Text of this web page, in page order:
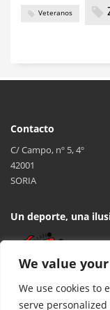
We value
We use cookies to
serve
Veteranos
Contacto
C/ Campo, nº 5, 4º
42001
SORIA
Un deporte, una